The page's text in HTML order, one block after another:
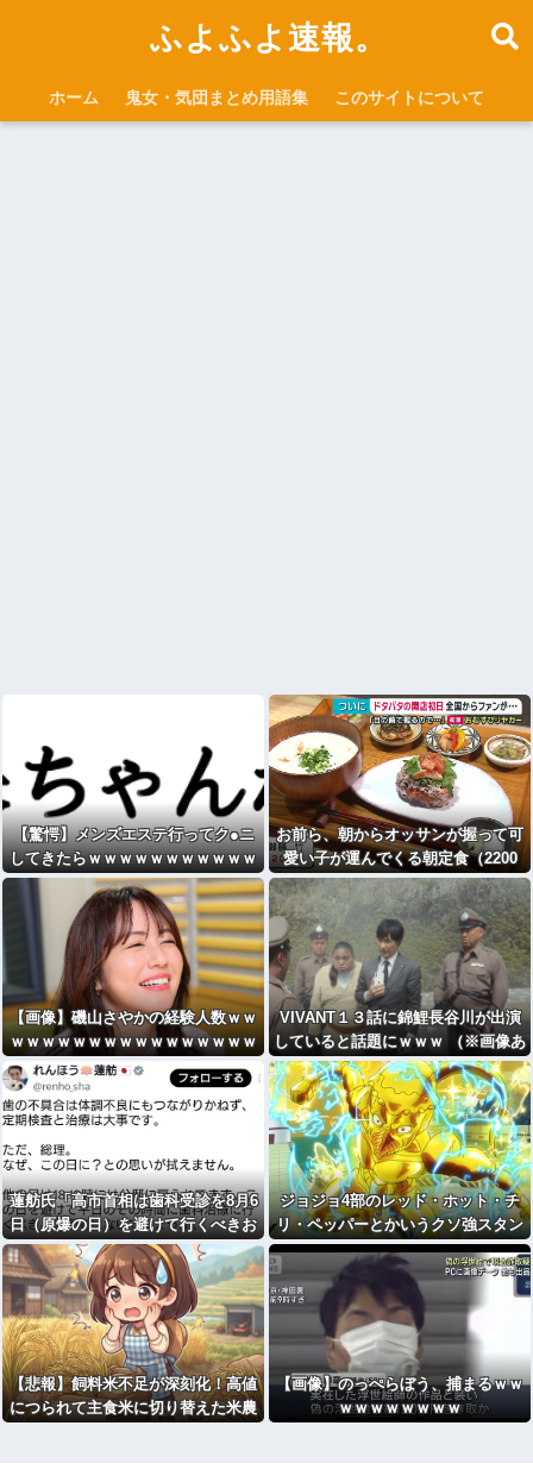
ふよふよ速報。
ホーム 鬼女・気団まとめ用語集 このサイトについて
【驚愕】メンズエステ行ってク●ニ
してきたらｗｗｗｗｗｗｗｗｗｗｗ
wwｗw
お前ら、朝からオッサンが握って可
愛い子が運んでくる朝定食（2200
円）頼める？
【画像】磯山さやかの経験人数ｗｗ
ｗｗｗｗｗｗｗｗｗｗｗｗｗｗｗｗ
VIVANT１３話に錦鯉長谷川が出演
していると話題にｗｗｗ （※画像あ
り）
蓮舫氏「高市首相は歯科受診を8月6
日（原爆の日）を避けて行くべきお
立場ではないでしょうか」
ジョジョ4部のレッド・ホット・チ
リ・ペッパーとかいうクソ強スタン
ド
【悲報】飼料米不足が深刻化！高値
につられて主食米に切り替えた米農
【画像】のっぺらぼう、捕まるｗｗ
ｗｗｗｗｗｗｗｗ